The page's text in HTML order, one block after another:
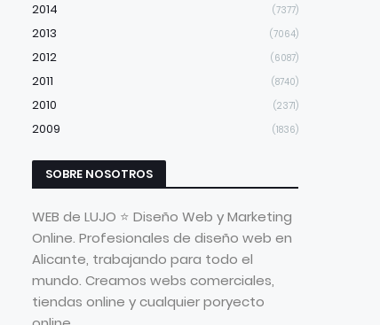
2014 (7377)
2013 (7064)
2012 (6087)
2011 (8740)
2010 (2371)
2009 (1836)
SOBRE NOSOTROS
WEB de LUJO ⭐ Diseño Web y Marketing
Online. Profesionales de diseño web en
Alicante, trabajando para todo el
mundo. Creamos webs comerciales,
tiendas online y cualquier poryecto